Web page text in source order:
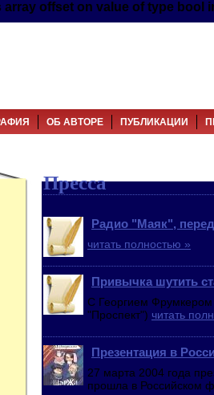
array offset on value of type
ОБ АВТОРЕ ПУБЛИКАЦИИ
Пресса
Радио "Маяк",
читать полностью »
Привычка шутить
С Георгием
"Проспект") читать
Презентация в
27 марта 2004 года
прошла в Российском